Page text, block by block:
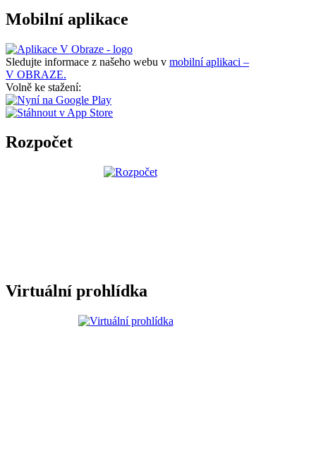
Mobilní aplikace
Sledujte informace z našeho webu v mobilní aplikaci –
V OBRAZE.
Volně ke stažení:
Rozpočet
Virtuální prohlídka